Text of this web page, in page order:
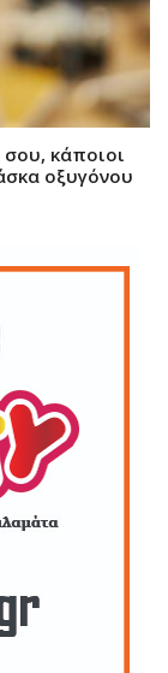
κάποιοι
οξυγόνου